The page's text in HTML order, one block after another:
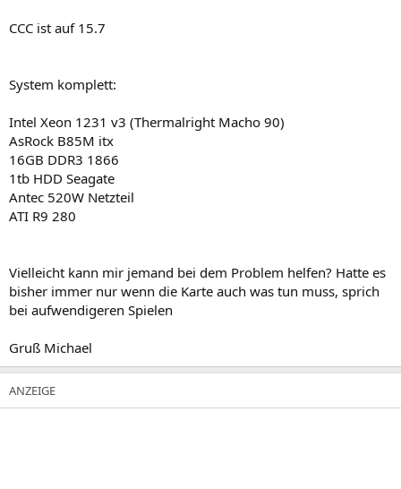
CCC ist auf 15.7
System komplett:
Intel Xeon 1231 v3 (Thermalright Macho 90)
AsRock B85M itx
16GB DDR3 1866
1tb HDD Seagate
Antec 520W Netzteil
ATI R9 280
Vielleicht kann mir jemand bei dem Problem helfen? Hatte es
bisher immer nur wenn die Karte auch was tun muss, sprich
bei aufwendigeren Spielen
Gruß Michael